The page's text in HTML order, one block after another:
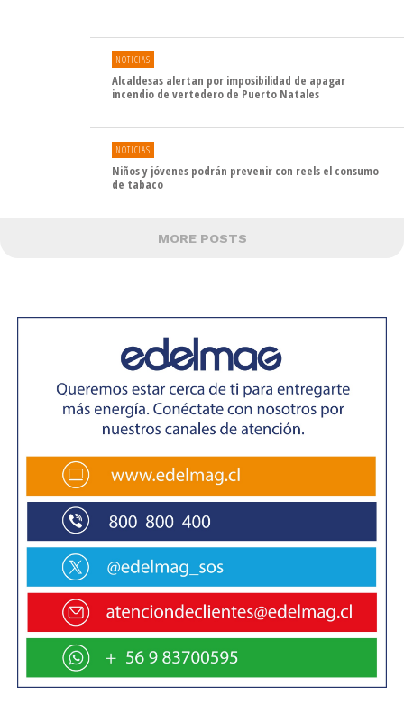
NOTICIAS
Alcaldesas alertan por imposibilidad de apagar
incendio de vertedero de Puerto Natales
NOTICIAS
Niños y jóvenes podrán prevenir con reels el consumo
de tabaco
MORE POSTS